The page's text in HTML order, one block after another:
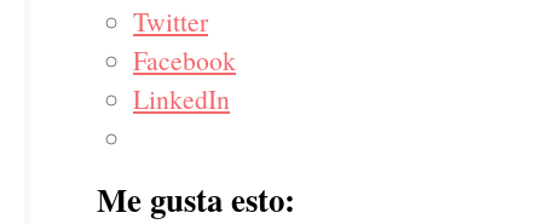
Twitter
Facebook
LinkedIn
Me gusta esto: